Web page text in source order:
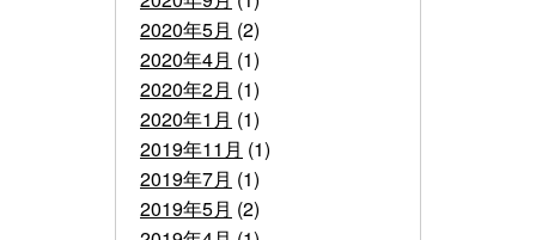
2020年5月 (2)
2020年4月 (1)
2020年2月 (1)
2020年1月 (1)
2019年11月 (1)
2019年7月 (1)
2019年5月 (2)